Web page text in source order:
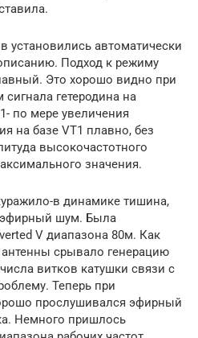
установились автоматически
Подход к режиму
Это хорошо видно при
гетеродина на
по мере увеличения
на базе VT1 плавно, без
высокочастотного
значения.
в динамике тишина,
шум. Была
V диапазона 80м. Как
срывало генерацию
витков катушки связи с
Теперь при
прослушивался эфирный
Немного пришлось